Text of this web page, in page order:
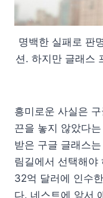
명백한 실패로 판
션. 하지만 글래스
흥미로운 사실은
끈을 놓지 않았다는
받은 구글 글래스는
림길에서 선택해야
32억 달러에 인수
다. 네스트에 앞서